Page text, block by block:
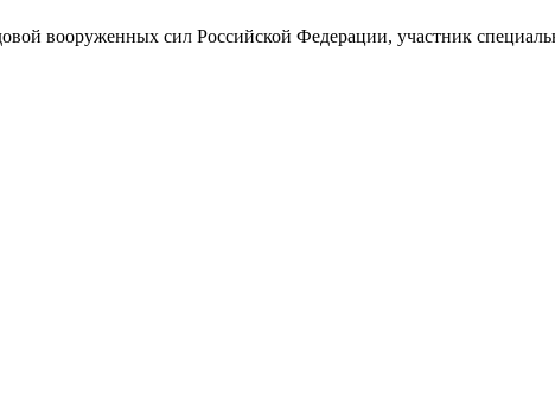
вооруженных сил Российской Федерации, участник